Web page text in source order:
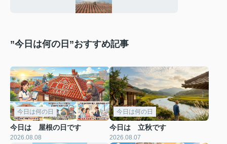
”今日は何の日”おすすめ記事
今日は何の日
今日は 屋根の日です
2026.08.08
今日は何の日
今日は 立秋です
2026.08.07